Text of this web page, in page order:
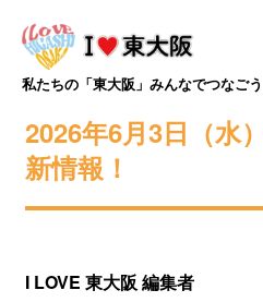
私たちの「東大阪」みんなでつなごう
2026年6月3日（水
新情報！
I LOVE 東大阪 編集者